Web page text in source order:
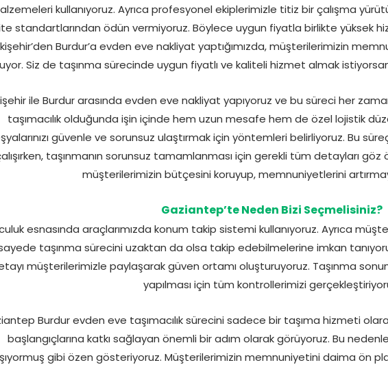
kullanıyoruz. Ayrıca profesyonel ekiplerimizle titiz bir çalışma
standartlarından ödün vermiyoruz. Böylece uygun fiyatla birlikte yüksek
Burdur’a evden eve nakliyat yaptığımızda, müşterilerimizin
Siz de taşınma sürecinde uygun fiyatlı ve kaliteli hizmet almak
ile Burdur arasında evden eve nakliyat yapıyoruz ve bu süreci her
taşımacılık olduğunda işin içinde hem uzun mesafe hem de özel lojistik
güvenle ve sorunsuz ulaştırmak için yöntemleri belirliyoruz. Bu
taşınmanın sorunsuz tamamlanması için gerekli tüm detayları
müşterilerimizin bütçesini koruyup, memnuniyetlerini
Gaziantep’te Neden Bizi Seçmelisiniz?
esnasında araçlarımızda konum takip sistemi kullanıyoruz. Ayrıca
taşınma sürecini uzaktan da olsa takip edebilmelerine imkan
müşterilerimizle paylaşarak güven ortamı oluşturuyoruz. Taşınma
yapılması için tüm kontrollerimizi
Burdur evden eve taşımacılık sürecini sadece bir taşıma hizmeti
başlangıçlarına katkı sağlayan önemli bir adım olarak görüyoruz. Bu
gibi özen gösteriyoruz. Müşterilerimizin memnuniyetini daima ön